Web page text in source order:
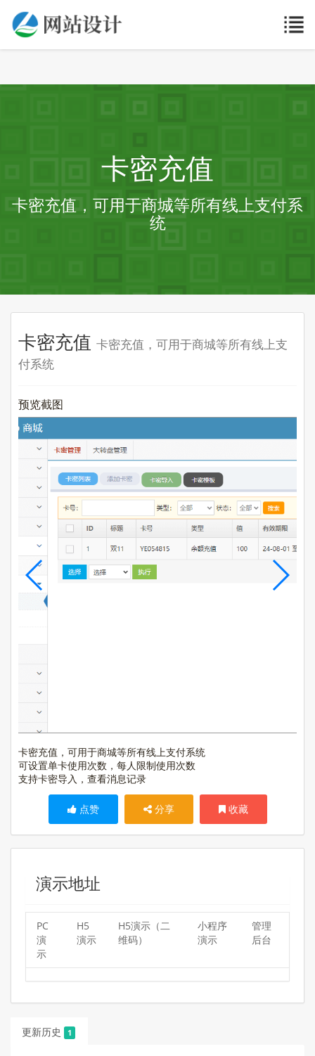
卡密充值
卡密充值，可用于商城等所有线上支付系
统
卡密充值 卡密充值，可用于商城等所有线上支
付系统
预览截图
卡密充值，可用于商城等所有线上支付系统
可设置单卡使用次数，每人限制使用次数
支持卡密导入，查看消息记录
点赞 分享 收藏
演示地址
PC
演
示
H5
演示
H5演示（二
维码）
小程序
演示
管理
后台
更新历史 1